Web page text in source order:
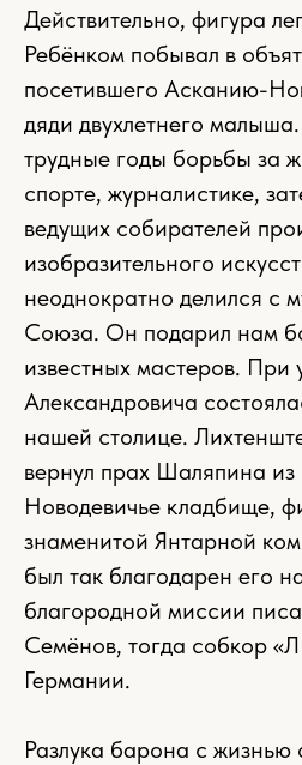
Действительно, фигура
Ребёнком побывал в
посетившего Асканию-
дяди двухлетнего
трудные годы борьбы за
спорте, журналистике,
ведущих собирателей
изобразительного
неоднократно делился с
Союза. Он подарил нам
известных мастеров. При
Александровича
нашей столице.
вернул прах Шаляпина
Новодевичье кладбище,
знаменитой Янтарной
был так благодарен его
благородной миссии
Семёнов, тогда собкор
Германии.
Разлука барона с жизнью